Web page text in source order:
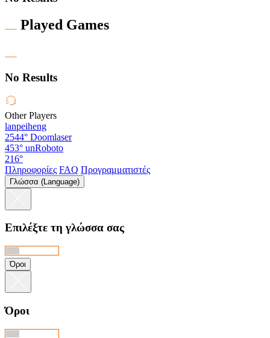
Played Games
No Results
Other Players
lanpeiheng
2544° Doomlaser
453° unRoboto
216°
Πληροφορίες FAQ Προγραμματιστές
Γλώσσα (Language)
Επιλέξτε τη γλώσσα σας
Όροι
Όροι